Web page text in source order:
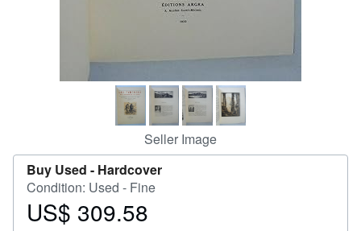
Seller Image
Buy Used - Hardcover
Condition: Used - Fine
Price
US$ 309.58